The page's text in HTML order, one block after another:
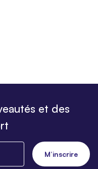
et des
M’inscrire